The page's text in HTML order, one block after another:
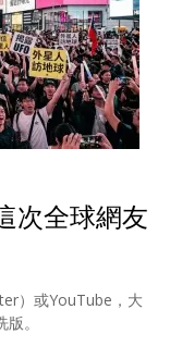
次全球網友
）或YouTube，大
。